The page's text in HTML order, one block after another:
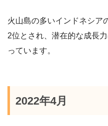
火山島の多いインドネシア
2位とされ、潜在的な成長
っています。
2022年4月